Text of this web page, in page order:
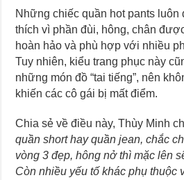
Những chiếc quần hot pants
thích vì phần đùi, hông, chân
hoàn hảo và phù hợp với nhiều
Tuy nhiên, kiểu trang phục này
những món đồ “tai tiếng”, nên
khiến các cô gái bị mất điểm.
Chia sẻ về điều này, Thùy Minh
quần short hay quần jean, chắc
vòng 3 đẹp, hông nở thì mặc lên
Còn nhiều yếu tố khác phụ thuộc